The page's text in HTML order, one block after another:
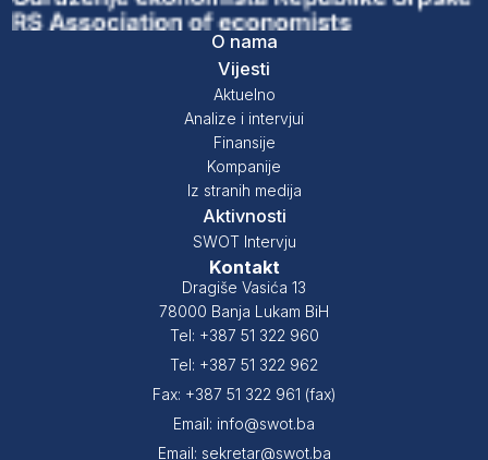
O nama
Vijesti
Aktuelno
Analize i intervjui
Finansije
Kompanije
Iz stranih medija
Aktivnosti
SWOT Intervju
Kontakt
Dragiše Vasića 13
78000 Banja Lukam BiH
Tel: +387 51 322 960
Tel: +387 51 322 962
Fax: +387 51 322 961 (fax)
Email: info@swot.ba
Email: sekretar@swot.ba